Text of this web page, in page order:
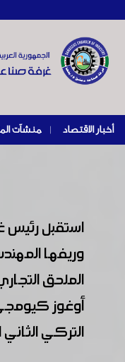
أخبار الاقتصاد |
استقبل
وريفها
الملحق
أوغوز
التركي